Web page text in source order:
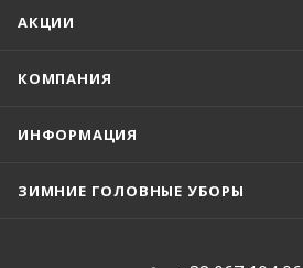
АКЦИИ
КОМПАНИЯ
ИНФОРМАЦИЯ
ЗИМНИЕ ГОЛОВНЫЕ УБОРЫ